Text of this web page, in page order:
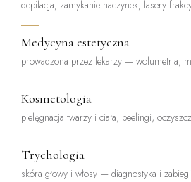
depilacja, zamykanie naczynek, lasery
Medycyna estetyczna
prowadzona przez lekarzy — wolumetria,
Kosmetologia
pielęgnacja twarzy i ciała, peelingi,
Trychologia
skóra głowy i włosy — diagnostyka i zabiegi